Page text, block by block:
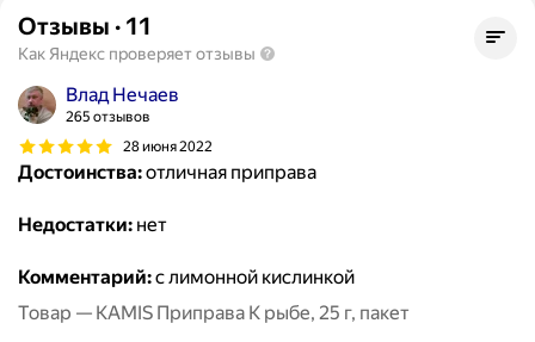
Отзывы · 11
Как Яндекс проверяет отзывы
Влад Нечаев
265 отзывов
28 июня 2022
Достоинства:отличная приправа
Недостатки: нет
Комментарий:с лимонной кислинкой
Товар — KAMIS Приправа К рыбе, 25 г, пакет